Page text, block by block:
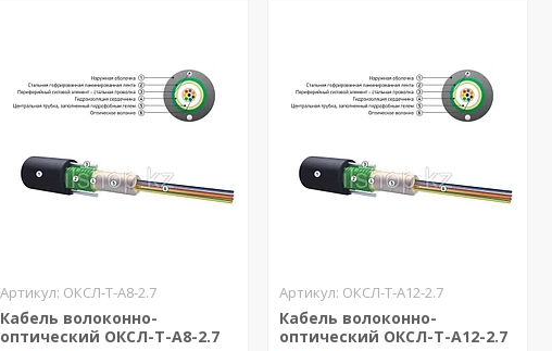
ОКСЛ-Т-А8-2.7
Кабель волоконно-
оптический ОКСЛ-Т-А8-2.7
ОКСЛ-Т-А12-2.7
Кабель волоконно-
оптический ОКСЛ-Т-А12-2.7